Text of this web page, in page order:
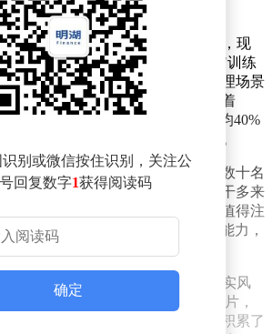
趋势高度契合。
的芯片研发项目始于约一年前，现
段。与行业头部企业普遍采用的"训练
，该公司明确将研发重心放在推理场景
定位源于对市场趋势的判断——随着
具的普及，推理芯片需求正以年均40%
AI硬件领域最具潜力的细分市场。
司近期通过猎头渠道秘密招募了数十名
跨学科的研发团队。这些技术骨干多来
，具备先进制程芯片开发经验。值得注
别强调"AI算法与硬件协同优化"能力，
展方向。
延续了其模型开发阶段的务实风
用英伟达H800和华为昇腾系列芯片，
技术迭代灵活性，也为自研芯片积累了
别或微信按住识别，关注公
回复数字1获得阅读码
确定